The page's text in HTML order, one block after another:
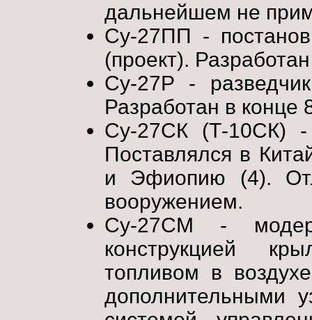
дальнейшем не
Су-27ПП -
(проект).
Су-27Р -
Разработан в конце
Су-27СК (Т-10СК) -
Поставлялся в
и Эфиопию (4).
вооружением.
Су-27СМ -
конструкцией
топливом в
дополнительными